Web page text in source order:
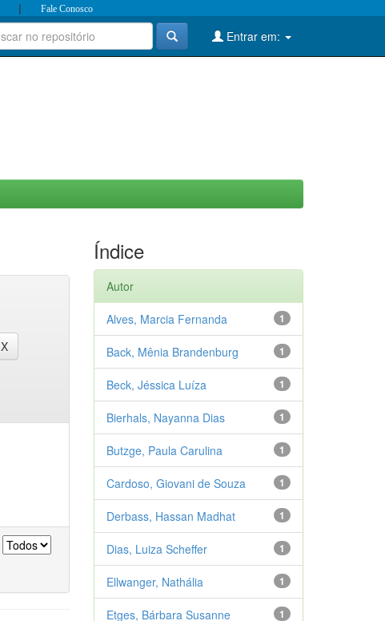
| Fale Conosco
Entrar em:
Índice
Autor
1
Alves, Marcia Fernanda
1
Back, Mênia Brandenburg
1
Beck, Jéssica Luíza
1
Bierhals, Nayanna Dias
1
Butzge, Paula Carulina
1
Cardoso, Giovani de Souza
1
Derbass, Hassan Madhat
1
Dias, Luiza Scheffer
1
Ellwanger, Nathália
1
Etges, Bárbara Susanne